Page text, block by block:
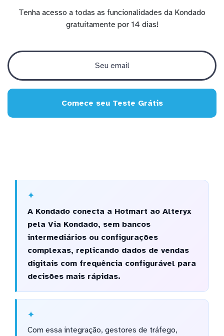
Tenha acesso a todas as funcionalidades da Kondado
gratuitamente por 14 dias!
Comece seu Teste Grátis
A Kondado conecta a Hotmart ao Alteryx
pela Via Kondado, sem bancos
intermediários ou configurações
complexas, replicando dados de vendas
digitais com frequência configurável para
decisões mais rápidas.
Com essa integração, gestores de tráfego,